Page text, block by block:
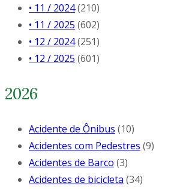
• 11 / 2024(210)
• 11 / 2025 (602)
• 12 / 2024(251)
• 12 / 2025 (601)
2026
Acidente de Ônibus (10)
Acidentes com Pedestres (9)
Acidentes de Barco (3)
Acidentes de bicicleta (34)